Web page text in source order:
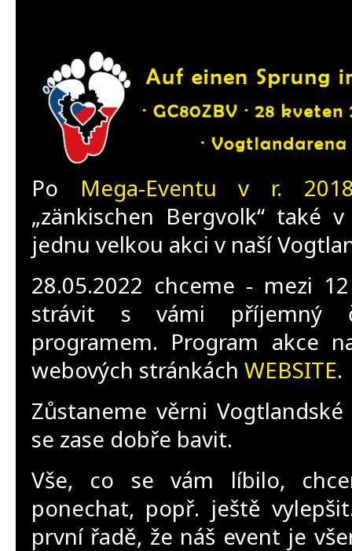
Po Mega-Eventu v r.
„zänkischen Bergvolk“ také
jednu velkou akci v naší
28.05.2022 chceme - mezi
strávit s vámi příjemný
programem. Program akce
webových stránkách WEBSITE.
Zůstaneme věrni
se zase dobře bavit.
Vše, co se vám líbilo,
ponechat, popř. ještě
první řadě, že náš event je